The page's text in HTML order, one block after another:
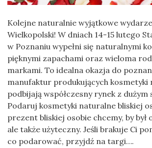
Kolejne naturalnie wyjątkowe
Wielkopolski! W dniach 14-15 lutego
w Poznaniu wypełni się naturalnymi
pięknymi zapachami oraz wieloma
markami. To idealna okazja do
manufaktur produkujących
podbijają współczesny rynek z dużym
Podaruj kosmetyki naturalne bliskiej
prezent bliskiej osobie chcemy, by był
ale także użyteczny. Jeśli brakuje Ci
co podarować, przyjdź na targi….